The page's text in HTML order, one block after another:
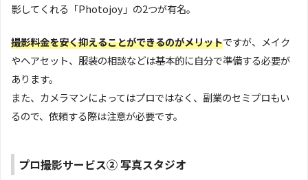
影してくれる「Photojoy」の2つが有名。
撮影料金を安く抑えることができるのがメリットですが、メイク
やヘアセット、服装の相談などは基本的に自分で準備する必要が
あります。
また、カメラマンによってはプロではなく、副業のセミプロもい
るので、依頼する際は注意が必要です。
プロ撮影サービス② 写真スタジオ